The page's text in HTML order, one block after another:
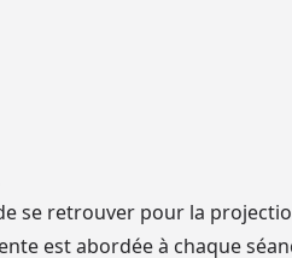
se retrouver pour la
est abordée à chaque